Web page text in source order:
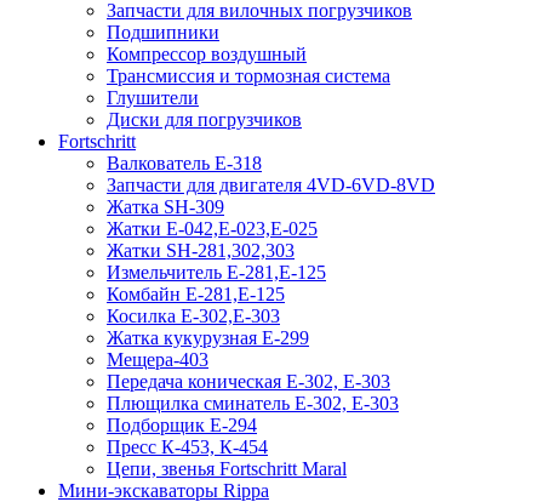
Запчасти для вилочных погрузчиков
Подшипники
Компрессор воздушный
Трансмиссия и тормозная система
Глушители
Диски для погрузчиков
Fortschritt
Валкователь Е-318
Запчасти для двигателя 4VD-6VD-8VD
Жатка SH-309
Жатки Е-042,Е-023,Е-025
Жатки SH-281,302,303
Измельчитель Е-281,Е-125
Комбайн Е-281,Е-125
Косилка Е-302,Е-303
Жатка кукурузная Е-299
Мещера-403
Передача коническая Е-302, Е-303
Плющилка сминатель Е-302, Е-303
Подборщик Е-294
Пресс К-453, К-454
Цепи, звенья Fortschritt Maral
Мини-экскаваторы Rippa